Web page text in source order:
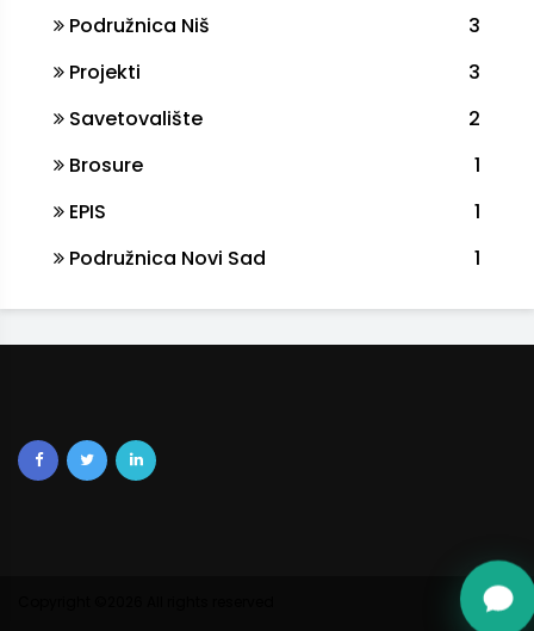
Podružnica Niš
3
Projekti
3
Savetovalište
2
Brosure
1
EPIS
1
Podružnica Novi Sad
1